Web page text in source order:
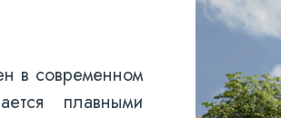
в современном
плавными